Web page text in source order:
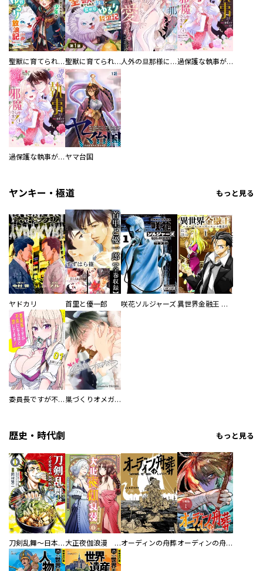
聖獣に育てられた少年の異世界ゆるり放浪記～神様からもらったチート魔法で、仲間たちとスローライフを満喫中～ 聖獣に育てられた少年の異世界ゆるり放浪記～神様からもらったチート魔法で、仲間たちとスローライフを満喫中～【分冊版】 人外の旦那様に娶られ毎晩ナカまで愛される…。アンソロジー 過保護な執事が私の婚活を邪魔してきます！ 分冊版
過保護な執事が私の婚活を邪魔してきます！ ヤマ台国
ヤンキー・極道 もっと見る
ヤドカリ 首里と優一郎 咲花ソルジャーズ 異世界金融王 ～クローネ・ゴルディオンの覇道～
委員長ですが不良になるほど恋してます！ 巣づくりオメガバース
歴史・時代劇 もっと見る
刀剣乱舞～日本号つれづれ酒～ 大正夜伽浪漫 －金曜日の花嫁—オーディンの舟葬 オーディンの舟葬 分冊版